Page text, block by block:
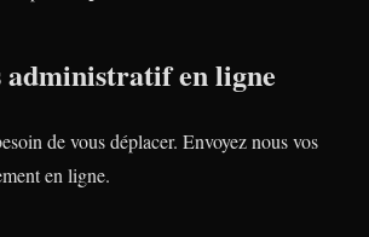
administratif en ligne
de vous déplacer. Envoyez nous vos
en ligne.